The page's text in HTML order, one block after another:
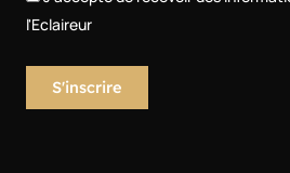
l'Eclaireur